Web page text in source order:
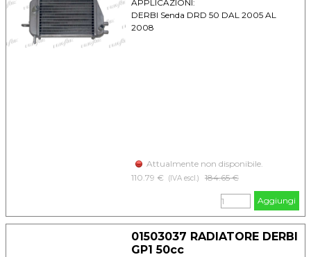
APPLICAZIONI:
DERBI Senda DRD 50 DAL 2005 AL
2008
Attualmente non disponibile.
110.79 €
(IVA escl.) Prezzo senza sconto
184.65 €
Aggiungi
01503037 RADIATORE DERBI
GP1 50cc